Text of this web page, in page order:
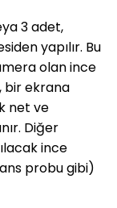
3 adet,
yapılır. Bu
olan ince
bir ekrana
net ve
Diğer
ince
probu gibi)